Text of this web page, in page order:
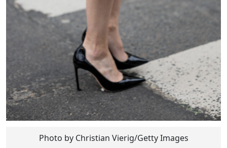
Photo by Christian Vierig/Getty Images